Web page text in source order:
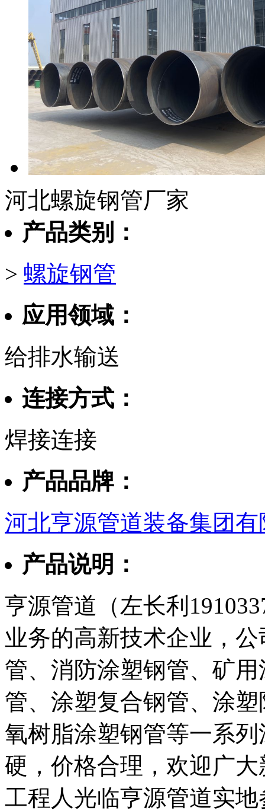
河北螺旋钢管厂家
产品类别：
> 螺旋钢管
应用领域：
给排水输送
连接方式：
焊接连接
产品品牌：
河北亨源管道装备集团有
产品说明：
亨源管道（左长利
业务的高新技术企业，
管、消防涂塑钢管、矿
管、涂塑复合钢管、涂
氧树脂涂塑钢管等一系
硬，价格合理，欢迎广
工程人光临亨源管道实